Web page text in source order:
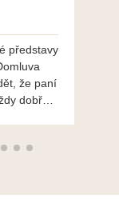
představy
že paní
dobře a